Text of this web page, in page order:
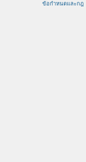
ข้อกำหนดและกฎ